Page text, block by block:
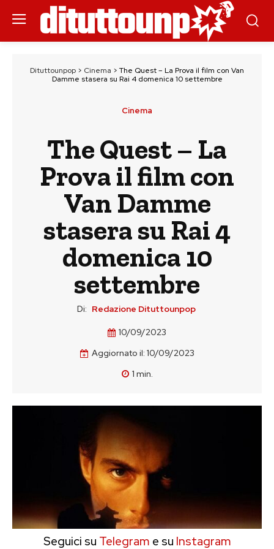
Dituttounpop > Cinema > The Quest – La Prova il film con Van
Damme stasera su Rai 4 domenica 10 settembre
Cinema
The Quest – La
Prova il film con
Van Damme
stasera su Rai 4
domenica 10
settembre
Di: Redazione Dituttounpop
10/09/2023
Aggiornato il: 10/09/2023
1 min.
Seguici su Telegram e su Instagram